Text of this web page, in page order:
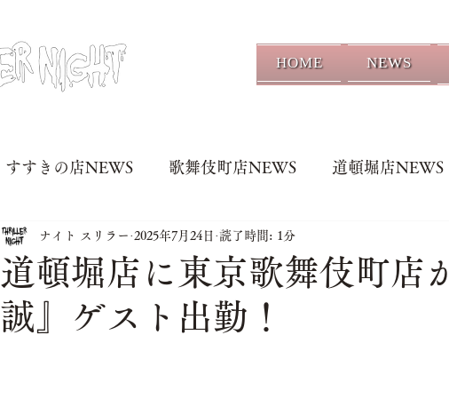
HOME NEWS
すすきの店NEWS 歌舞伎町店NEWS 道頓堀店NEWS
道頓堀店に東京歌舞伎町店
誠』ゲスト出勤！
ナイト スリラー 2025年7月24日 読了時間: 1分